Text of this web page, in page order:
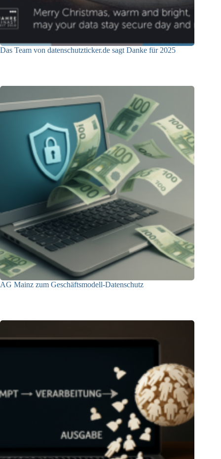
Das Team von datenschutzticker.de sagt Danke für 2025
AG Mainz zum Geschäftsmodell-Datenschutz